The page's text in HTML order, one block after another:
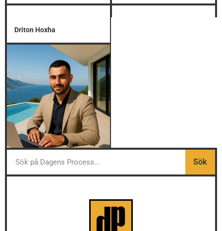
Driton Hoxha
Sök